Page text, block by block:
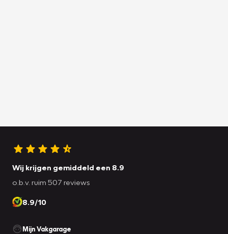
Wij krijgen gemiddeld een 8.9
o.b.v. ruim 507 reviews
8.9/10
Mijn Vakgarage